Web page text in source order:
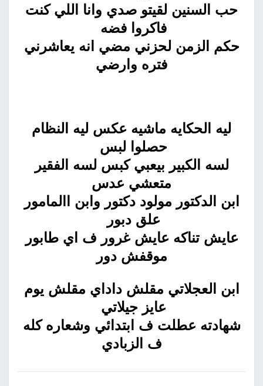
حب السنين لقيتو صدي وانا اللي كنت
فاكروا فضه
حكم الزمن لحزني مضي انه يعاشرني
فتره وارضي
ليه الحكايه ماشيه عكس ليه النظام
حصلوا لبس
لسه الكبير بيعبي كبس لسه الفقير
متعشي عدس
ابن الدكتور مولود دكتور وابن االمامور
علق دبور
عايش تناكه عايش غرور ف اي طابور
موقفش دور
ابن العجلاتي مقلش داداي مقلش يوم
عايز جيلاتي
شهادته عطلت ف ابتدائي وشعاره كله
ف الزبادي